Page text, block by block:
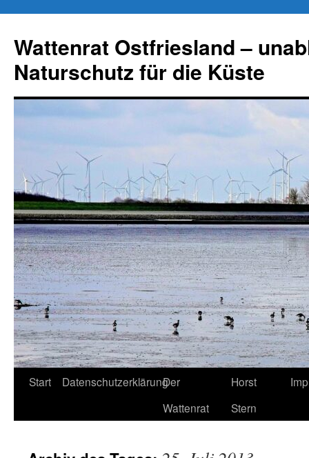
springen
Wattenrat Ostfriesland –
Naturschutz für die Küste
Start DatenschutzerklärungDer
Wattenrat
Horst
Stern